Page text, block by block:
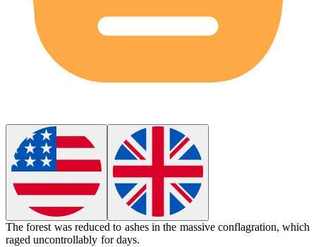
The forest was reduced to ashes in the massive conflagration, which
raged uncontrollably for days.